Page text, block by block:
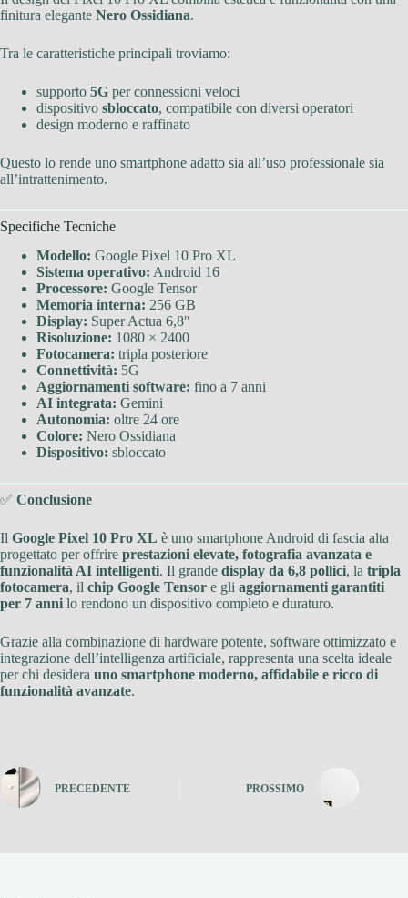
finitura elegante Nero Ossidiana.
Tra le caratteristiche principali troviamo:
supporto 5G per connessioni veloci
dispositivo sbloccato, compatibile con diversi operatori
design moderno e raffinato
Questo lo rende uno smartphone adatto sia all’uso professionale sia
all’intrattenimento.
Specifiche Tecniche
Modello: Google Pixel 10 Pro XL
Sistema operativo: Android 16
Processore: Google Tensor
Memoria interna: 256 GB
Display: Super Actua 6,8″
Risoluzione: 1080 × 2400
Fotocamera: tripla posteriore
Connettività: 5G
Aggiornamenti software: fino a 7 anni
AI integrata: Gemini
Autonomia: oltre 24 ore
Colore: Nero Ossidiana
Dispositivo: sbloccato
✅ Conclusione
Il Google Pixel 10 Pro XL è uno smartphone Android di fascia alta
progettato per offrire prestazioni elevate, fotografia avanzata e
funzionalità AI intelligenti. Il grande display da 6,8 pollici, la tripla
fotocamera, il chip Google Tensor e gli aggiornamenti garantiti
per 7 anni lo rendono un dispositivo completo e duraturo.
Grazie alla combinazione di hardware potente, software ottimizzato e
integrazione dell’intelligenza artificiale, rappresenta una scelta ideale
per chi desidera uno smartphone moderno, affidabile e ricco di
funzionalità avanzate.
PRECEDENTE PROSSIMO